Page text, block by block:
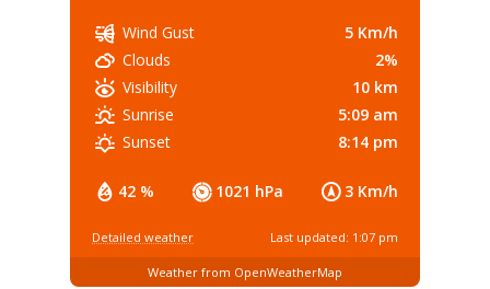
42 % 1021 hPa 3 Km/h
Wind Gust
5 Km/h
Clouds
2%
Visibility
10 km
Sunrise
5:09 am
Sunset
8:14 pm
Detailed weather Last updated: 1:07 pm
Weather from OpenWeatherMap